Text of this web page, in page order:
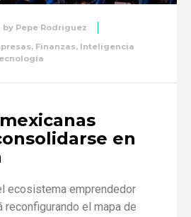
by Pepe Rodriguez
, Finanzas, Inteligencia
en
ecosistema emprendedor
reconfigurando el mapa de